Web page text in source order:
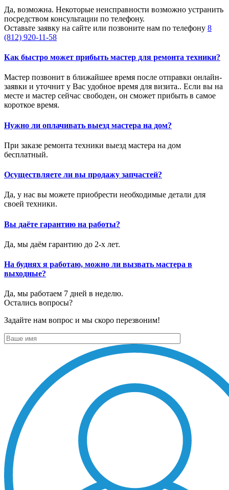
Да, возможна. Некоторые неисправности возможно устранить
посредством консультации по телефону.
Оставьте заявку на сайте или позвоните нам по телефону 8
(812) 920-11-58
Как быстро может прибыть мастер для ремонта техники?
Мастер позвонит в ближайшее время после отправки онлайн-
заявки и уточнит у Вас удобное время для визита.. Если вы на
месте и мастер сейчас свободен, он сможет прибыть в самое
короткое время.
Нужно ли оплачивать выезд мастера на дом?
При заказе ремонта техники выезд мастера на дом
бесплатный.
Осуществляете ли вы продажу запчастей?
Да, у нас вы можете приобрести необходимые детали для
своей техники.
Вы даёте гарантию на работы?
Да, мы даём гарантию до 2-х лет.
На буднях я работаю, можно ли вызвать мастера в
выходные?
Да, мы работаем 7 дней в неделю.
Остались вопросы?
Задайте нам вопрос и мы скоро перезвоним!